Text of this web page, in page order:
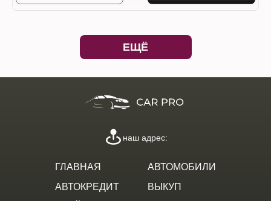
ЕЩЁ
ГЛАВНАЯ
АВТОМОБИЛИ
АВТОКРЕДИТ
ВЫКУП
наш адрес: